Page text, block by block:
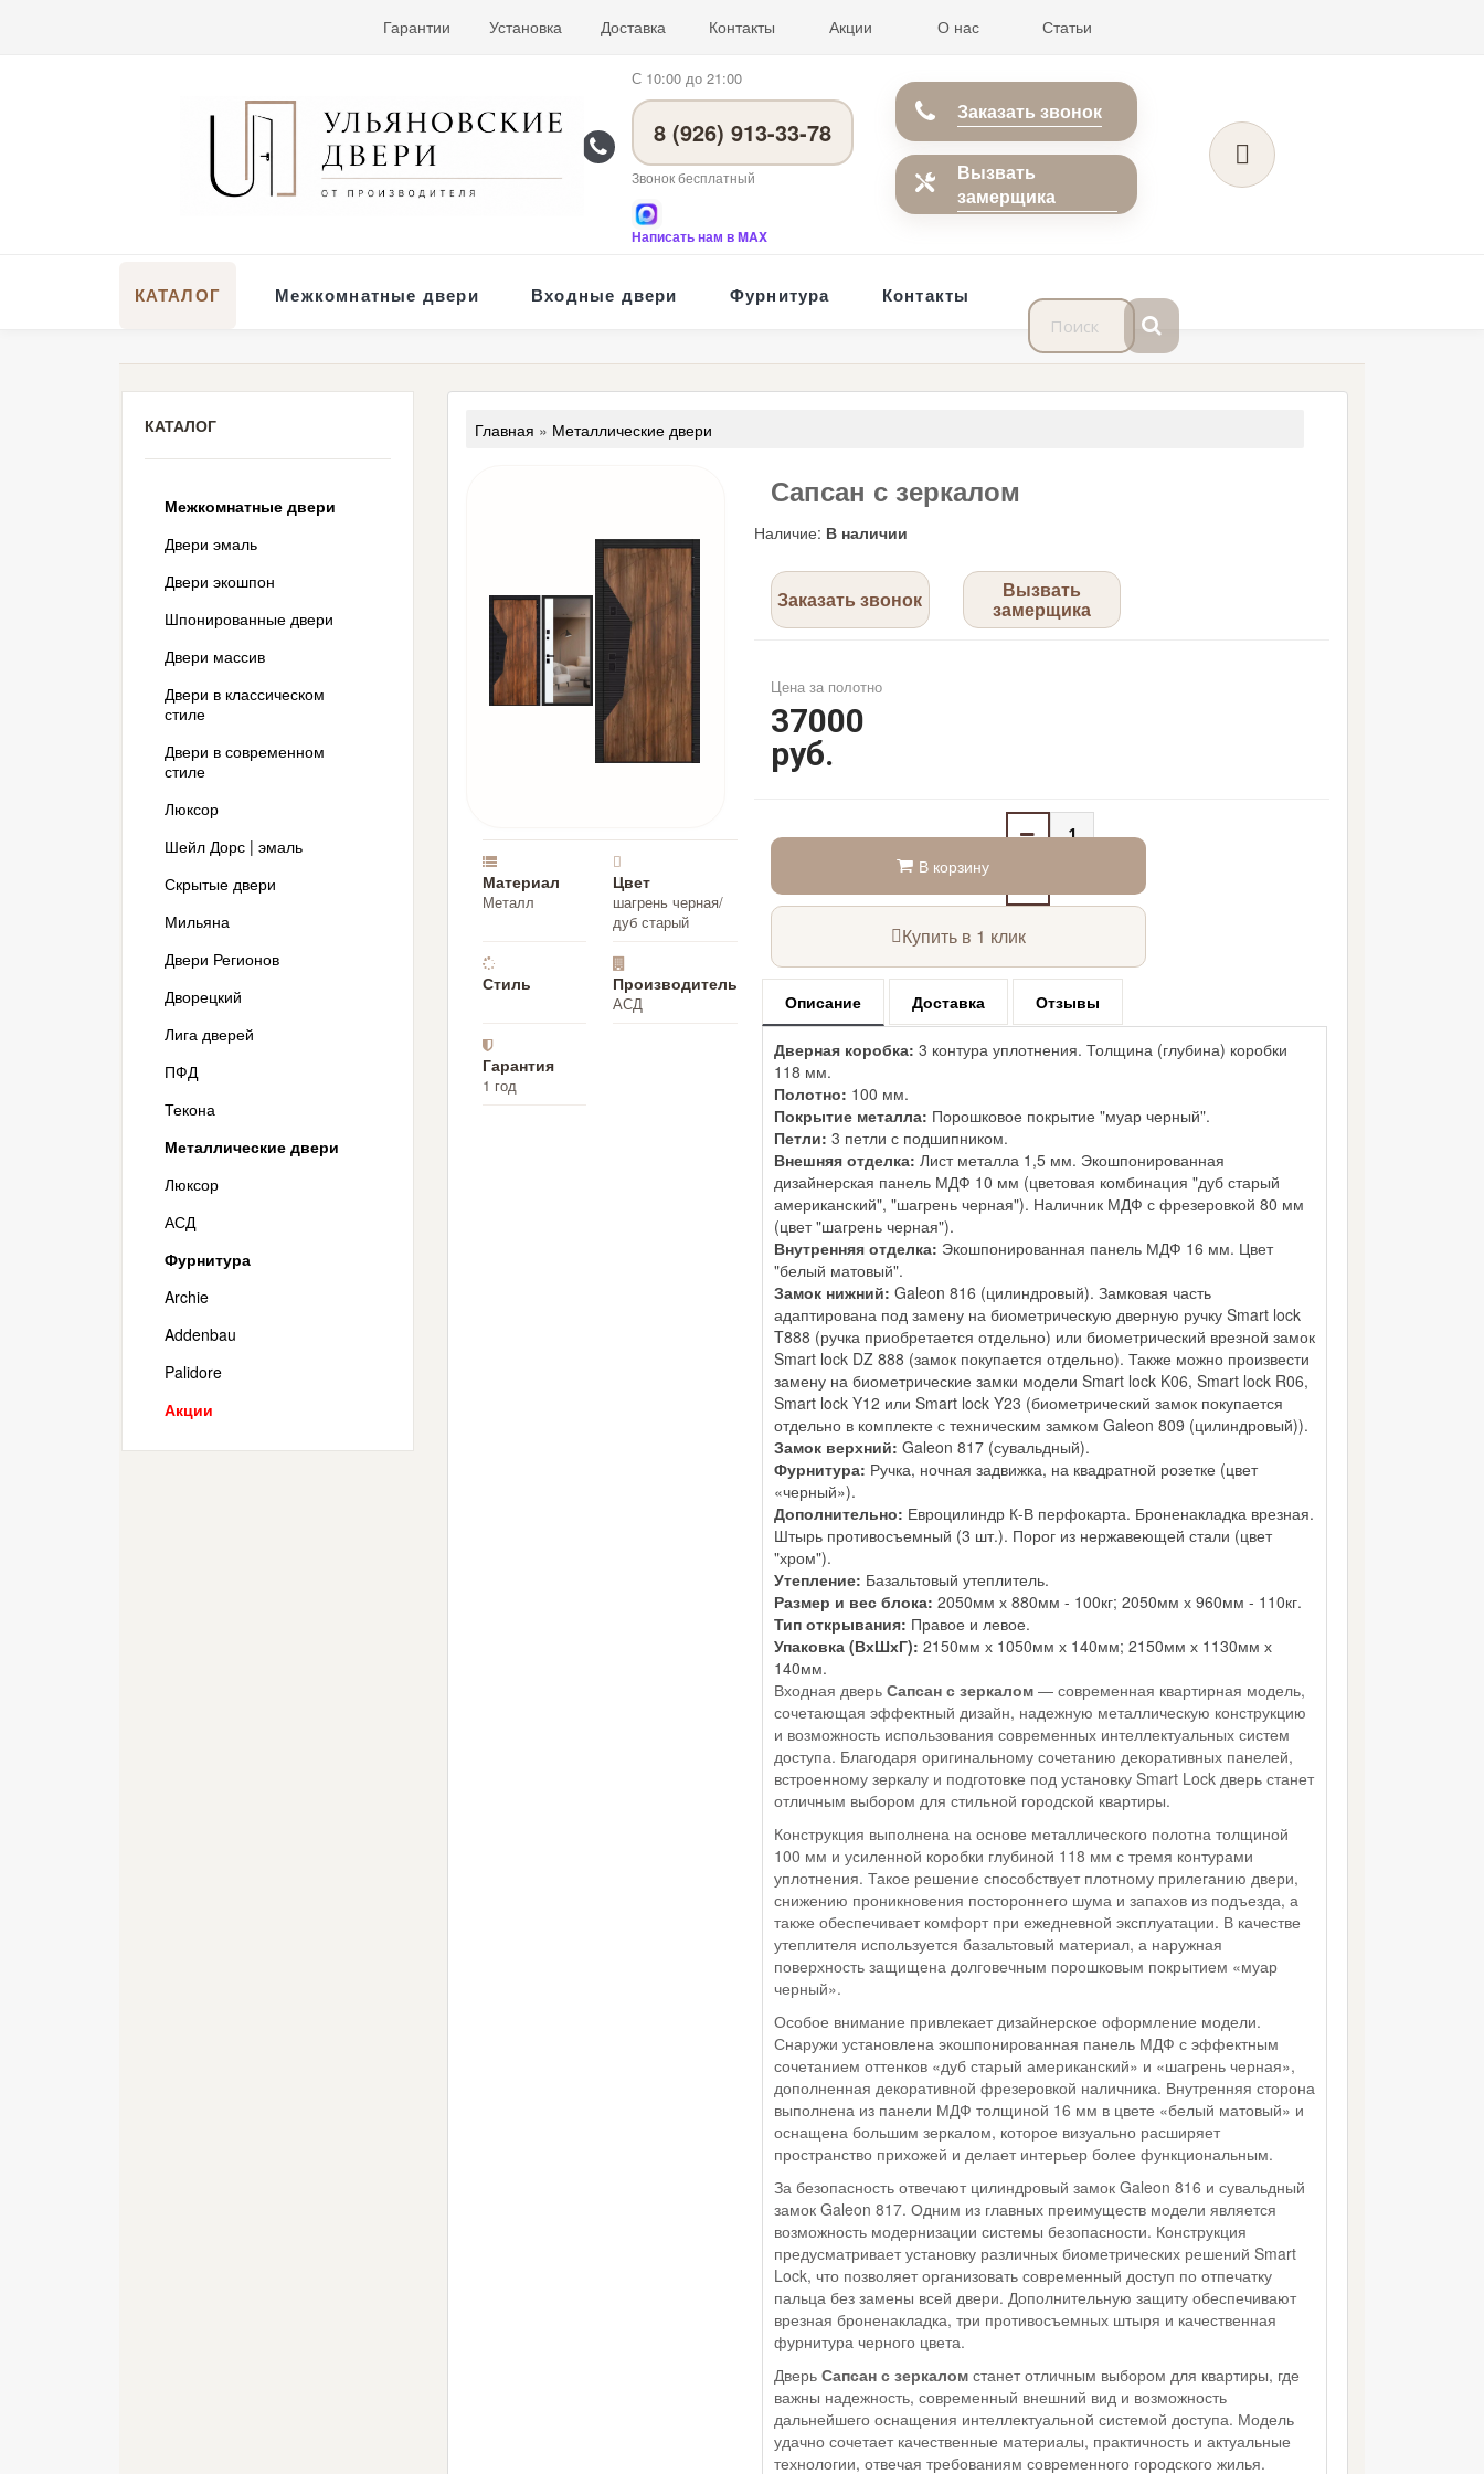
Гарантии Установка Доставка Контакты Акции О нас Статьи
С 10:00 до 21:00
8 (926) 913-33-78
Звонок бесплатный
Написать нам в MAX
Заказать звонок
Вызвать
замерщика
КАТАЛОГ Межкомнатные двери Входные двери Фурнитура Контакты
КАТАЛОГ
Межкомнатные двери
Двери эмаль
Двери экошпон
Шпонированные двери
Двери массив
Двери в классическом
стиле
Двери в современном
стиле
Люксор
Шейл Дорс | эмаль
Скрытые двери
Мильяна
Двери Регионов
Дворецкий
Лига дверей
ПФД
Текона
Металлические двери
Люксор
АСД
Фурнитура
Archie
Addenbau
Palidore
Акции
Главная » Металлические двери
Материал
Металл
Цвет
шагрень черная/
дуб старый
Стиль Производитель
АСД
Гарантия
1 год
Сапсан с зеркалом
Наличие: В наличии
Заказать звонок Вызвать
замерщика
Цена за полотно
37000
руб.
В корзину
Купить в 1 клик
Описание Доставка Отзывы
Дверная коробка: 3 контура уплотнения. Толщина (глубина) коробки
118 мм.
Полотно: 100 мм.
Покрытие металла: Порошковое покрытие "муар черный".
Петли: 3 петли с подшипником.
Внешняя отделка: Лист металла 1,5 мм. Экошпонированная
дизайнерская панель МДФ 10 мм (цветовая комбинация "дуб старый
американский", "шагрень черная"). Наличник МДФ с фрезеровкой 80 мм
(цвет "шагрень черная").
Внутренняя отделка: Экошпонированная панель МДФ 16 мм. Цвет
"белый матовый".
Замок нижний: Galeon 816 (цилиндровый). Замковая часть
адаптирована под замену на биометрическую дверную ручку Smart lock
T888 (ручка приобретается отдельно) или биометрический врезной замок
Smart lock DZ 888 (замок покупается отдельно). Также можно произвести
замену на биометрические замки модели Smart lock K06, Smart lock R06,
Smart lock Y12 или Smart lock Y23 (биометрический замок покупается
отдельно в комплекте с техническим замком Galeon 809 (цилиндровый)).
Замок верхний: Galeon 817 (сувальдный).
Фурнитура: Ручка, ночная задвижка, на квадратной розетке (цвет
«черный»).
Дополнительно: Евроцилиндр К-В перфокарта. Броненакладка врезная.
Штырь противосъемный (3 шт.). Порог из нержавеющей стали (цвет
"хром").
Утепление: Базальтовый утеплитель.
Размер и вес блока: 2050мм х 880мм - 100кг; 2050мм х 960мм - 110кг.
Тип открывания: Правое и левое.
Упаковка (ВхШхГ): 2150мм х 1050мм х 140мм; 2150мм х 1130мм х
140мм.
Входная дверь Сапсан с зеркалом— современная квартирная модель,
сочетающая эффектный дизайн, надежную металлическую конструкцию
и возможность использования современных интеллектуальных систем
доступа. Благодаря оригинальному сочетанию декоративных панелей,
встроенному зеркалу и подготовке под установку Smart Lock дверь станет
отличным выбором для стильной городской квартиры.
Конструкция выполнена на основе металлического полотна толщиной
100 мм и усиленной коробки глубиной 118 мм с тремя контурами
уплотнения. Такое решение способствует плотному прилеганию двери,
снижению проникновения постороннего шума и запахов из подъезда, а
также обеспечивает комфорт при ежедневной эксплуатации. В качестве
утеплителя используется базальтовый материал, а наружная
поверхность защищена долговечным порошковым покрытием «муар
черный».
Особое внимание привлекает дизайнерское оформление модели.
Снаружи установлена экошпонированная панель МДФ с эффектным
сочетанием оттенков «дуб старый американский» и «шагрень черная»,
дополненная декоративной фрезеровкой наличника. Внутренняя сторона
выполнена из панели МДФ толщиной 16 мм в цвете «белый матовый» и
оснащена большим зеркалом, которое визуально расширяет
пространство прихожей и делает интерьер более функциональным.
За безопасность отвечают цилиндровый замок Galeon 816 и сувальдный
замок Galeon 817. Одним из главных преимуществ модели является
возможность модернизации системы безопасности. Конструкция
предусматривает установку различных биометрических решений Smart
Lock, что позволяет организовать современный доступ по отпечатку
пальца без замены всей двери. Дополнительную защиту обеспечивают
врезная броненакладка, три противосъемных штыря и качественная
фурнитура черного цвета.
Дверь Сапсан с зеркаломстанет отличным выбором для квартиры, где
важны надежность, современный внешний вид и возможность
дальнейшего оснащения интеллектуальной системой доступа. Модель
удачно сочетает качественные материалы, практичность и актуальные
технологии, отвечая требованиям современного городского жилья.